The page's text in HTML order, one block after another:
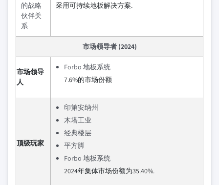
的战略
伙伴关
系
采用可持续地板解决方案.
市场领导者 (2024)
市场领导
人
Forbo 地板系统
7.6%的市场份额
顶级玩家
印第安纳州
木塔工业
经典楼层
平方脚
Forbo 地板系统
2024年集体市场份额为35.40%.